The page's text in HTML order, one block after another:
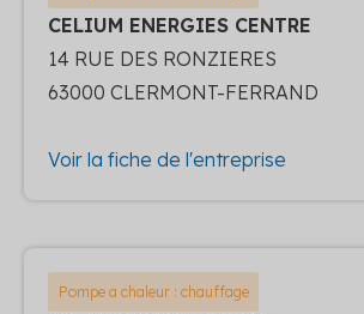
CELIUM ENERGIES CENTRE
14 RUE DES RONZIERES
63000 CLERMONT-FERRAND
Voir la fiche de l'entreprise
Pompe a chaleur : chauffage